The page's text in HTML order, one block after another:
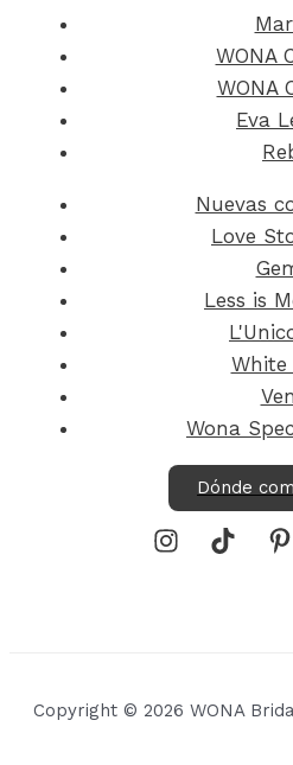
WONA
WONA
Eva
Nuevas
Love
Less is
White
Wona
Dónde
Copyright © 2026 WONA